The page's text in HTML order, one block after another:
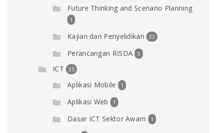
Future Thinking and Scenario Planning
1
Kajian dan Penyelidikan 33
Perancangan RISDA 5
ICT 35
Aplikasi Mobile 1
Aplikasi Web 1
Dasar ICT Sektor Awam 1